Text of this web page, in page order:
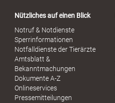
x
Nützliches auf einen Blick
Notruf & Notdienste
Sperrinformationen
Notfalldienste der Tierärzte
Amtsblatt &
Bekanntmachungen
Dokumente A-Z
Onlineservices
Pressemitteilungen